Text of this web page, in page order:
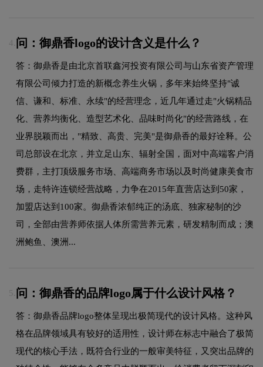
4. 问：御鼎香logo的设计含义是什么？
答：御鼎香是由北京首联鑫河投资有限公司与山东省资产管理
有限公司倾力打造的新概念养生火锅，多年来始终坚持"诚
信、谦和、标准、永续"的经营理念，近几年通过走"火锅精品
化、营养均衡化、造型艺术化、品味时尚化"的经营路线，在
业界脱颖而出，"精致、高贵、完美"是御鼎香的最好诠释。公
司总部设在北京，并立足山东、辐射全国，面对中高端客户消
费群，主打顶级服务市场、高端商务市场以及时尚健康美食市
场，走特许连锁经营战略，力争在2015年直营店达到50家，
加盟店达到100家。御鼎香浓郁纯正的汤底、独家秘制的沙
司，全部由营养师依据人体所需营养元素，研发精制而成；澳
洲鲍鱼、澳洲...
5. 问：御鼎香的品牌logo属于什么设计风格？
答：御鼎香品牌logo整体呈现出极简现代的设计风格。这种风
格在品牌领域具有较好的适用性，设计师在标志中融合了极简
现代的核心手法，既符合行业的一般审美特征，又突出品牌的